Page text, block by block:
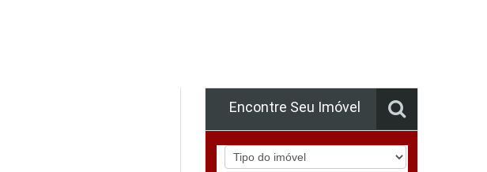
Encontre Seu Imóvel